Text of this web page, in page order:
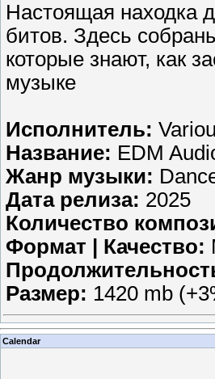
Настоящая находка
битов. Здесь
которые знают, как
музыке
Исполнитель:
Название: EDM
Жанр музыки:
Дата релиза: 2025
Количество
Формат | Качество:
Размер: 1420 mb
Calendar